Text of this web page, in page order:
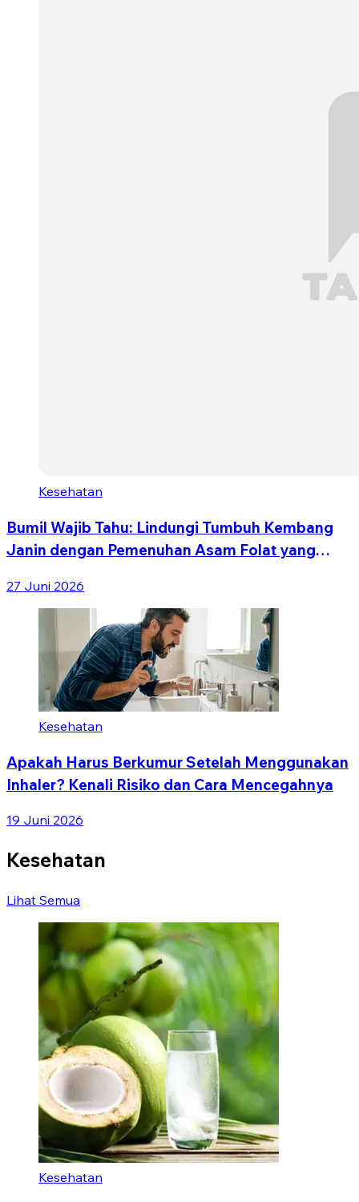
Kesehatan
Bumil Wajib Tahu: Lindungi Tumbuh Kembang
Janin dengan Pemenuhan Asam Folat yang
27 Juni 2026
Kesehatan
Apakah Harus Berkumur Setelah Menggunakan
Inhaler? Kenali Risiko dan Cara Mencegahnya
19 Juni 2026
Kesehatan
Lihat Semua
Kesehatan